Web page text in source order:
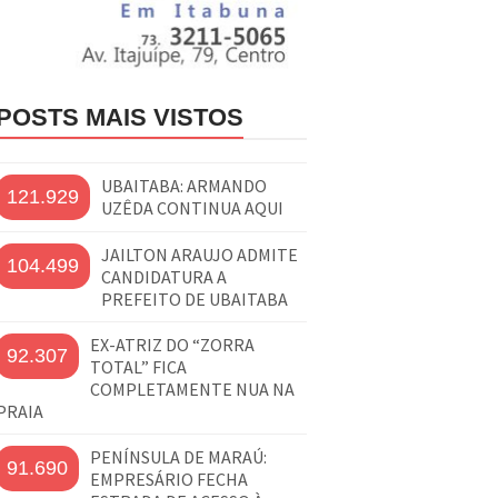
MAIS VISTOS
121.929
UBAITABA: ARMANDO
UZÊDA CONTINUA AQUI
104.499
JAILTON ARAUJO ADMITE
CANDIDATURA A
PREFEITO DE UBAITABA
92.307
EX-ATRIZ DO “ZORRA
TOTAL” FICA
COMPLETAMENTE NUA NA
91.690
PENÍNSULA DE MARAÚ:
EMPRESÁRIO FECHA